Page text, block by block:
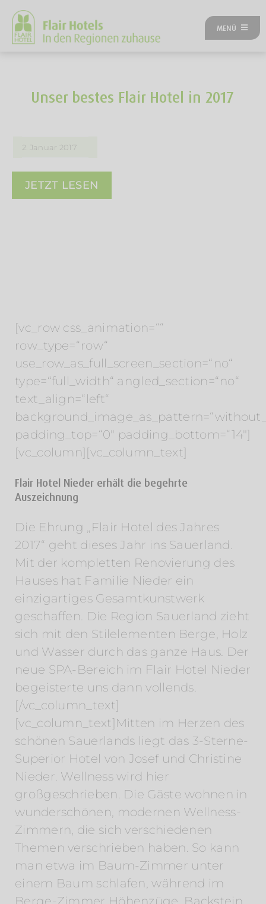
Zum
Inhalt
springen
MENÜ
UNSERE HOTELS
FLAIR HOTEL WERDEN
FIRMENPARTNER
Unser bestes Flair Hotel in 2017
2. Januar 2017
JETZT LESEN
[vc_row css_animation=““
row_type=“row“
use_row_as_full_screen_section=“no“
type=“full_width“ angled_section=“no“
text_align=“left“
padding_top=“0″ padding_bottom=“14″]
[vc_column][vc_column_text]
Flair Hotel Nieder erhält die begehrte
Auszeichnung
Die Ehrung „Flair Hotel des Jahres
2017“ geht dieses Jahr ins Sauerland.
Mit der kompletten Renovierung des
Hauses hat Familie Nieder ein
einzigartiges Gesamtkunstwerk
geschaffen. Die Region Sauerland zieht
sich mit den Stilelementen Berge, Holz
und Wasser durch das ganze Haus. Der
neue SPA-Bereich im Flair Hotel Nieder
begeisterte uns dann vollends.
[/vc_column_text]
[vc_column_text]Mitten im Herzen des
schönen Sauerlands liegt das 3-Sterne-
Superior Hotel von Josef und Christine
Nieder. Wellness wird hier
großgeschrieben. Die Gäste wohnen in
wunderschönen, modernen Wellness-
Zimmern, die sich verschiedenen
Themen verschrieben haben. So kann
man etwa im Baum-Zimmer unter
einem Baum schlafen, während im
Berge-Zimmer Höhenzüge, Backstein